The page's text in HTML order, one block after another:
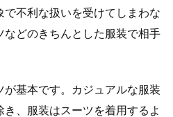
不利な扱いを受けてしまわな
どのきちんとした服装で相手
が基本です。カジュアルな服装
、服装はスーツを着用するよ